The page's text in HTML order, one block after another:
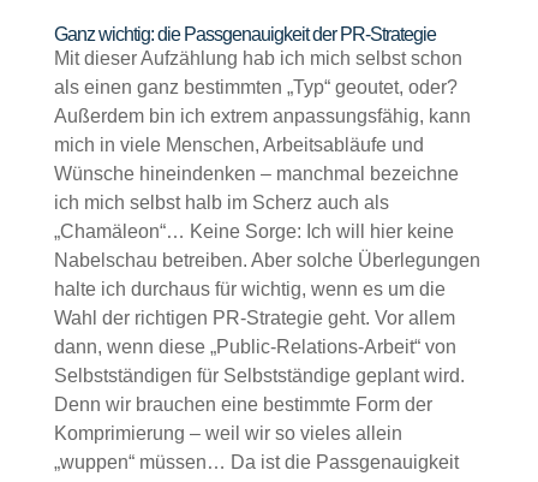
Ganz wichtig: die Passgenauigkeit der PR-Strategie
Mit dieser Aufzählung hab ich mich selbst schon
als einen ganz bestimmten „Typ“ geoutet, oder?
Außerdem bin ich extrem anpassungsfähig, kann
mich in viele Menschen, Arbeitsabläufe und
Wünsche hineindenken – manchmal bezeichne
ich mich selbst halb im Scherz auch als
„Chamäleon“… Keine Sorge: Ich will hier keine
Nabelschau betreiben. Aber solche Überlegungen
halte ich durchaus für wichtig, wenn es um die
Wahl der richtigen PR-Strategie geht. Vor allem
dann, wenn diese „Public-Relations-Arbeit“ von
Selbstständigen für Selbstständige geplant wird.
Denn wir brauchen eine bestimmte Form der
Komprimierung – weil wir so vieles allein
„wuppen“ müssen… Da ist die Passgenauigkeit